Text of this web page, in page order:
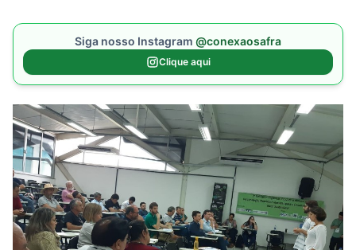
Siga nosso Instagram @conexaosafra
Clique aqui